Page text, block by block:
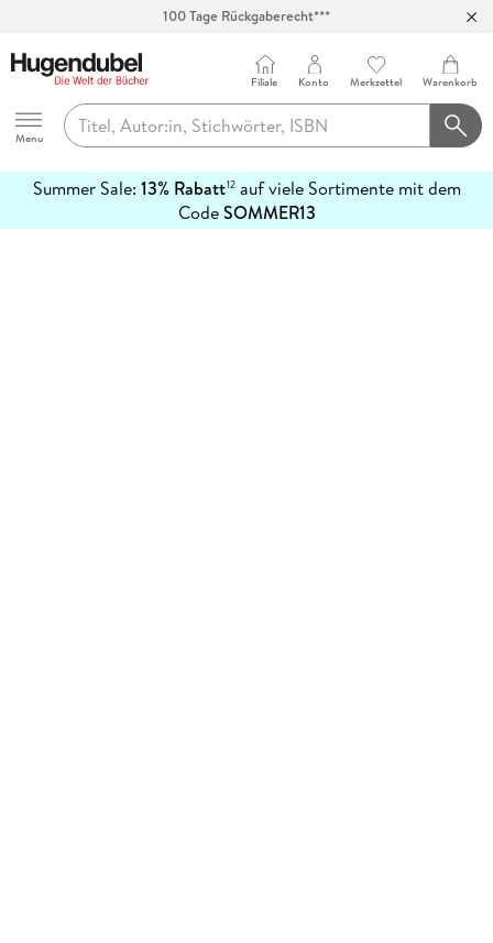
100 Tage Rückgaberecht***
Hugendubel
Menu
Filiale Konto Merkzettel Warenkorb
Summer Sale: 13% Rabatt12auf viele Sortimente mit dem
CodeSOMMER13
erfahren